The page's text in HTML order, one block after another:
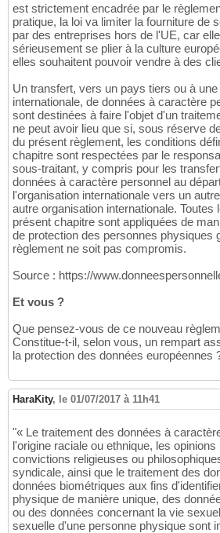
est strictement encadrée par le
pratique, la loi va limiter la fourniture de
par des entreprises hors de l'UE, car
sérieusement se plier à la culture
elles souhaitent pouvoir vendre à des
Un transfert, vers un pays tiers ou à
internationale, de données à caractère
sont destinées à faire l'objet d'un
ne peut avoir lieu que si, sous réserve
du présent règlement, les conditions
chapitre sont respectées par le
sous-traitant, y compris pour les
données à caractère personnel au
l'organisation internationale vers un
autre organisation internationale. Toutes
présent chapitre sont appliquées de
de protection des personnes physiques
règlement ne soit pas compromis.
Source : https://
Et vous ?
Que pensez-vous de ce nouveau
Constitue-t-il, selon vous, un rempart
la protection des données européennes
HaraKity, le 01/07/2017 à 11h41
"« Le traitement des données à
l'origine raciale ou ethnique, les opinions
convictions religieuses ou
syndicale, ainsi que le traitement des
données biométriques aux fins
physique de manière unique, des
ou des données concernant la vie
sexuelle d'une personne physique sont